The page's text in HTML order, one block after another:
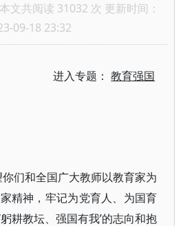
文共阅读 31032 次 更新时间：
09-18 23:32
进入专题：教育强国
们和全国广大教师以教育家为
精神，牢记为党育人、为国育
耕教坛、强国有我’的志向和抱